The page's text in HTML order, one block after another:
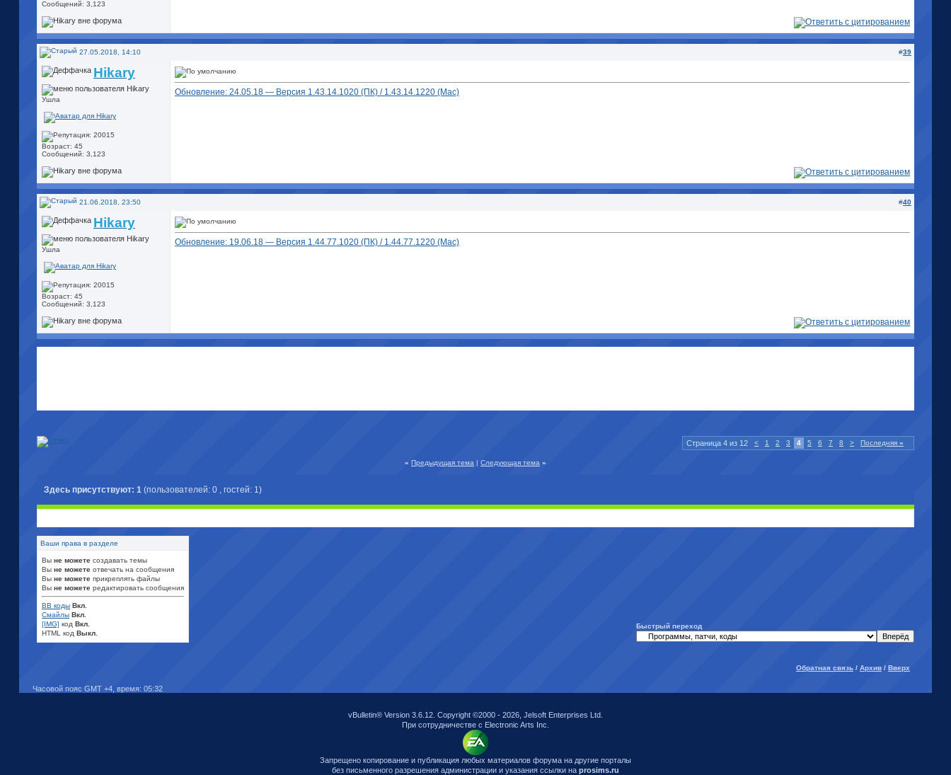
Сообщений: 3,123
27.05.2018, 14:10 #39
Hikary
Ушла
Возраст: 45
Сообщений: 3,123
Обновление: 24.05.18 — Версия 1.43.14.1020 (ПК) / 1.43.14.1220 (Mac)
21.06.2018, 23:50 #40
Hikary
Ушла
Возраст: 45
Сообщений: 3,123
Обновление: 19.06.18 — Версия 1.44.77.1020 (ПК) / 1.44.77.1220 (Mac)
Страница 4 из 12 < 1 2 3 4 5 6 7 8 > Последняя »
« Предыдущая тема | Следующая тема »
Здесь присутствуют: 1 (пользователей: 0 , гостей: 1)
Ваши права в разделе
Вы не можете создавать темы
Вы не можете отвечать на сообщения
Вы не можете прикреплять файлы
Вы не можете редактировать сообщения
BB коды Вкл.
Смайлы Вкл.
[IMG] код Вкл.
HTML код Выкл.
Быстрый переход
Обратная связь / Архив / Вверх
Часовой пояс GMT +4, время: 05:32
vBulletin® Version 3.6.12. Copyright ©2000 - 2026, Jelsoft Enterprises Ltd.
При сотрудничестве с Electronic Arts Inc.
Запрещено копирование и публикация любых материалов форума на другие порталы
без письменного разрешения администрации и указания ссылки на prosims.ru